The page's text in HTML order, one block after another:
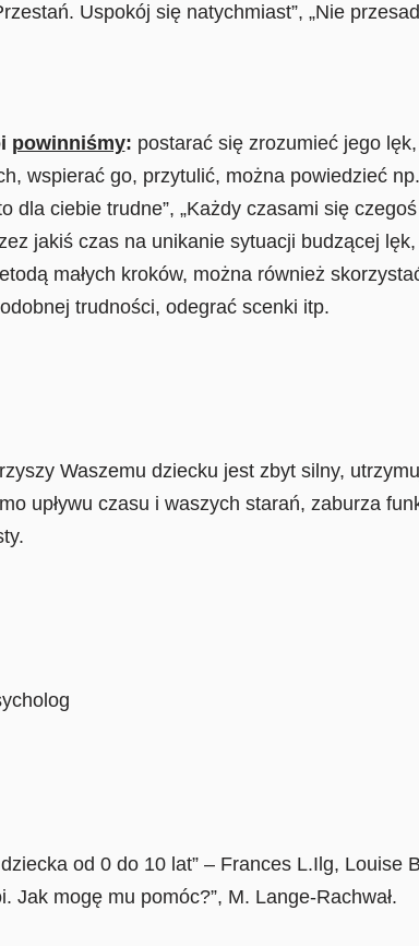
Uspokój się natychmiast”, „Nie
powinniśmy: postarać się zrozumieć jego
wspierać go, przytulić, można powiedzieć
dla ciebie trudne”, „Każdy czasami się
jakiś czas na unikanie sytuacji budzącej
małych kroków, można również
trudności, odegrać scenki itp.
Waszemu dziecku jest zbyt silny,
upływu czasu i waszych starań, zaburza
od 0 do 10 lat” – Frances L.Ilg, Louise
Jak mogę mu pomóc?”, M. Lange-Rachwał.